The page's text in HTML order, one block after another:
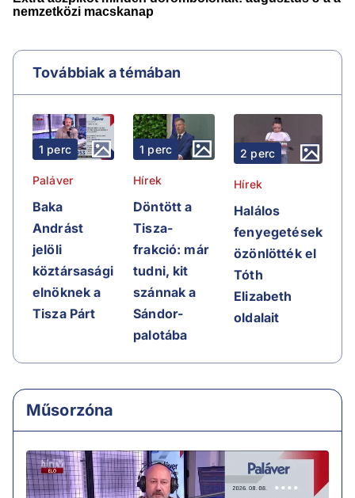
Továbbiak a témában
1 perc
Paláver
Baka
Andrást
jelöli
köztársasági
elnöknek a
Tisza Párt
1 perc
Hírek
Döntött a
Tisza-
frakció: már
tudni, kit
szánnak a
Sándor-
palotába
2 perc
Hírek
Halálos
fenyegetések
özönlötték el
Tóth
Elizabeth
oldalait
Műsorzóna